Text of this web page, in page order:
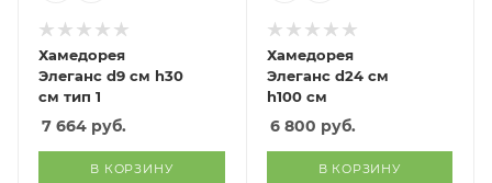
Хамедорея
Элеганс d9 см h30
см тип 1
7 664 руб.
В КОРЗИНУ
Хамедорея
Элеганс d24 см
h100 см
6 800 руб.
В КОРЗИНУ